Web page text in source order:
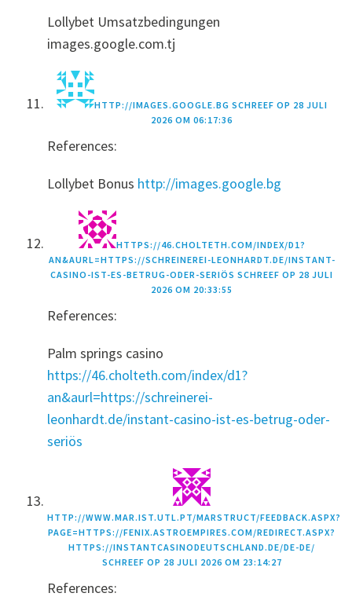
Lollybet Umsatzbedingungen
images.google.com.tj
HTTP://IMAGES.GOOGLE.BG SCHREEF OP 28 JULI
2026 OM 06:17:36
References:
Lollybet Bonus http://images.google.bg
HTTPS://46.CHOLTETH.COM/INDEX/D1?
AN&AURL=HTTPS://SCHREINEREI-LEONHARDT.DE/INSTANT-
CASINO-IST-ES-BETRUG-ODER-SERIÖS SCHREEF OP 28 JULI
2026 OM 20:33:55
References:
Palm springs casino
https://46.cholteth.com/index/d1?
an&aurl=https://schreinerei-
leonhardt.de/instant-casino-ist-es-betrug-oder-
seriös
HTTP://WWW.MAR.IST.UTL.PT/MARSTRUCT/FEEDBACK.ASPX?
PAGE=HTTPS://FENIX.ASTROEMPIRES.COM/REDIRECT.ASPX?
HTTPS://INSTANTCASINODEUTSCHLAND.DE/DE-DE/
SCHREEF OP 28 JULI 2026 OM 23:14:27
References: